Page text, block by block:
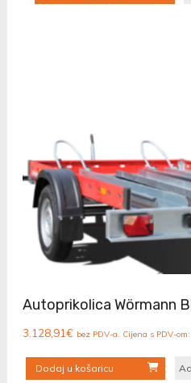
Autoprikolica Wörmann
3.128,91€ bez PDV-a. Cijena s PDV-om:
Dodaj u košaricu